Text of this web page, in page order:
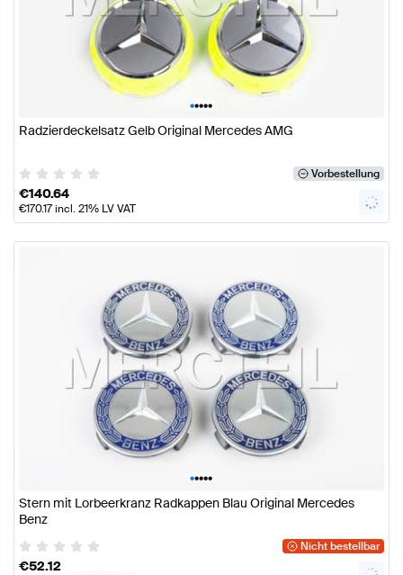
•••••
Radzierdeckelsatz Gelb Original Mercedes AMG
Vorbestellung
€140.64
€170.17incl. 21% LV VAT
•••••
Stern mit Lorbeerkranz Radkappen Blau Original Mercedes
Benz
Nicht bestellbar
€52.12